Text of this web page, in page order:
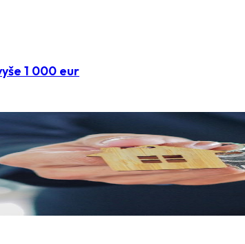
1 000 eur